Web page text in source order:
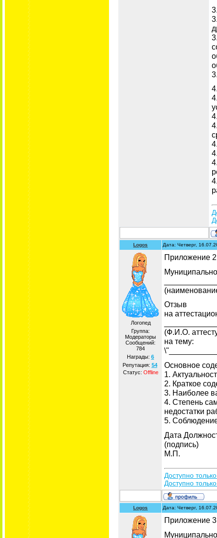
Logos Дата: Четверг,
Логопед
Группа:
Модераторы
Сообщений:
784
Награды: 6
Репутация: 54
Статус: Offline
Приложение 2
Отзыв
на
(Ф.И.О.
на тему:
Основное
1.
2. Краткое
3. Наиболее
4. Степень
недостатки
5.
Дата
(подпись)
М.П.
Доступно
Доступно
Logos Дата: Четверг,
Приложение 3